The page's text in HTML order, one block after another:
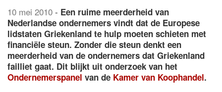
10 mei 2010 - Een ruime meerderheid van
Nederlandse ondernemers vindt dat de Europese
lidstaten Griekenland te hulp moeten schieten met
financiële steun. Zonder die steun denkt een
meerderheid van de ondernemers dat Griekenland
failliet gaat. Dit blijkt uit onderzoek van het
Ondernemerspanel van de Kamer van Koophandel.